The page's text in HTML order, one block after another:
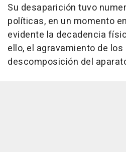
Su desaparición tuvo
políticas, en un momento
evidente la decadencia
ello, el agravamiento de
descomposición del